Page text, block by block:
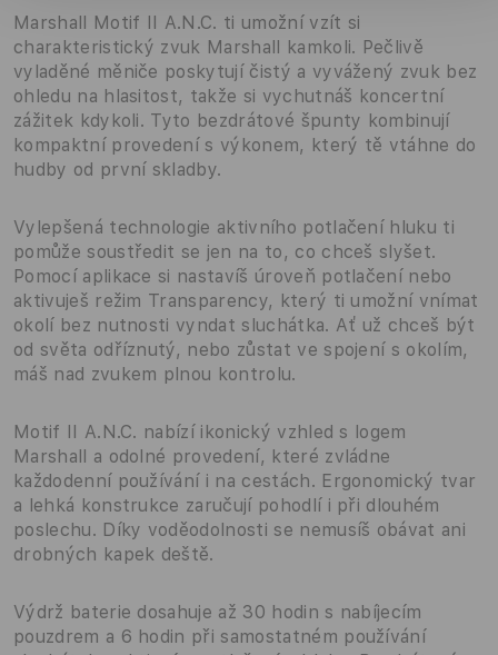
Marshall Motif II A.N.C. ti umožní vzít si
charakteristický zvuk Marshall kamkoli. Pečlivě
vyladěné měniče poskytují čistý a vyvážený zvuk bez
ohledu na hlasitost, takže si vychutnáš koncertní
zážitek kdykoli. Tyto bezdrátové špunty kombinují
kompaktní provedení s výkonem, který tě vtáhne do
hudby od první skladby.
Vylepšená technologie aktivního potlačení hluku ti
pomůže soustředit se jen na to, co chceš slyšet.
Pomocí aplikace si nastavíš úroveň potlačení nebo
aktivuješ režim Transparency, který ti umožní vnímat
okolí bez nutnosti vyndat sluchátka. Ať už chceš být
od světa odříznutý, nebo zůstat ve spojení s okolím,
máš nad zvukem plnou kontrolu.
Motif II A.N.C. nabízí ikonický vzhled s logem
Marshall a odolné provedení, které zvládne
každodenní používání i na cestách. Ergonomický tvar
a lehká konstrukce zaručují pohodlí i při dlouhém
poslechu. Díky voděodolnosti se nemusíš obávat ani
drobných kapek deště.
Výdrž baterie dosahuje až 30 hodin s nabíjecím
pouzdrem a 6 hodin při samostatném používání